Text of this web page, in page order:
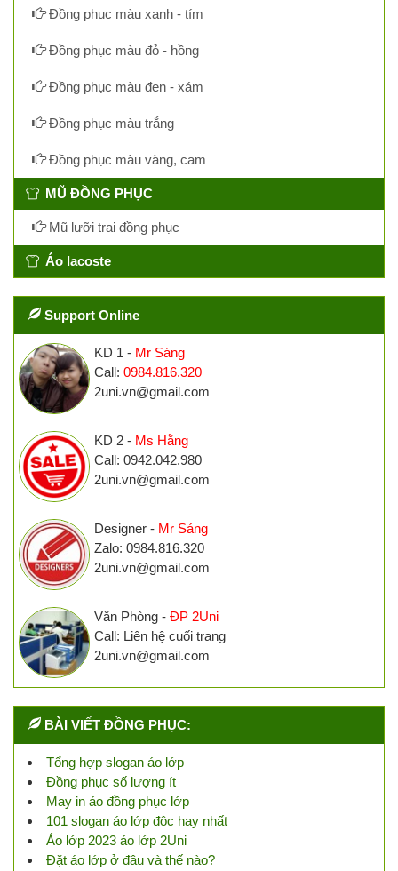
Đồng phục màu xanh - tím
Đồng phục màu đỏ - hồng
Đồng phục màu đen - xám
Đồng phục màu trắng
Đồng phục màu vàng, cam
MŨ ĐỒNG PHỤC
Mũ lưỡi trai đồng phục
Áo lacoste
Support Online
KD 1 - Mr Sáng
Call: 0984.816.320
2uni.vn@gmail.com
KD 2 - Ms Hằng
Call: 0942.042.980
2uni.vn@gmail.com
Designer - Mr Sáng
Zalo: 0984.816.320
2uni.vn@gmail.com
Văn Phòng - ĐP 2Uni
Call: Liên hệ cuối trang
2uni.vn@gmail.com
BÀI VIẾT ĐỒNG PHỤC:
Tổng hợp slogan áo lớp
Đồng phục số lượng ít
May in áo đồng phục lớp
101 slogan áo lớp độc hay nhất
Áo lớp 2023 áo lớp 2Uni
Đặt áo lớp ở đâu và thế nào?